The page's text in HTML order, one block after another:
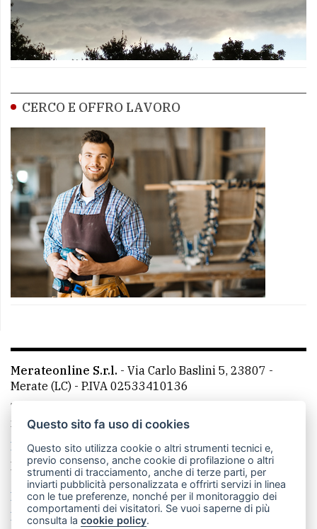
CERCO E OFFRO LAVORO
Merateonline S.r.l. - Via Carlo Baslini 5, 23807 -
Merate (LC) - P.IVA 02533410136
Telefono:
mail: redazione@merateonline.it
La redazione
CasateOnline LeccoOnline
RSS
Made by VIP
Privacy policy
Cookie policy
Rivedi le tue scelte sui cookie
Questo sito fa uso di cookies
Questo sito utilizza cookie o altri strumenti tecnici e,
previo consenso, anche cookie di profilazione o altri
strumenti di tracciamento, anche di terze parti, per
inviarti pubblicità personalizzata e offrirti servizi in linea
con le tue preferenze, nonché per il monitoraggio dei
comportamenti dei visitatori. Se vuoi saperne di più
consulta lacookie policy.